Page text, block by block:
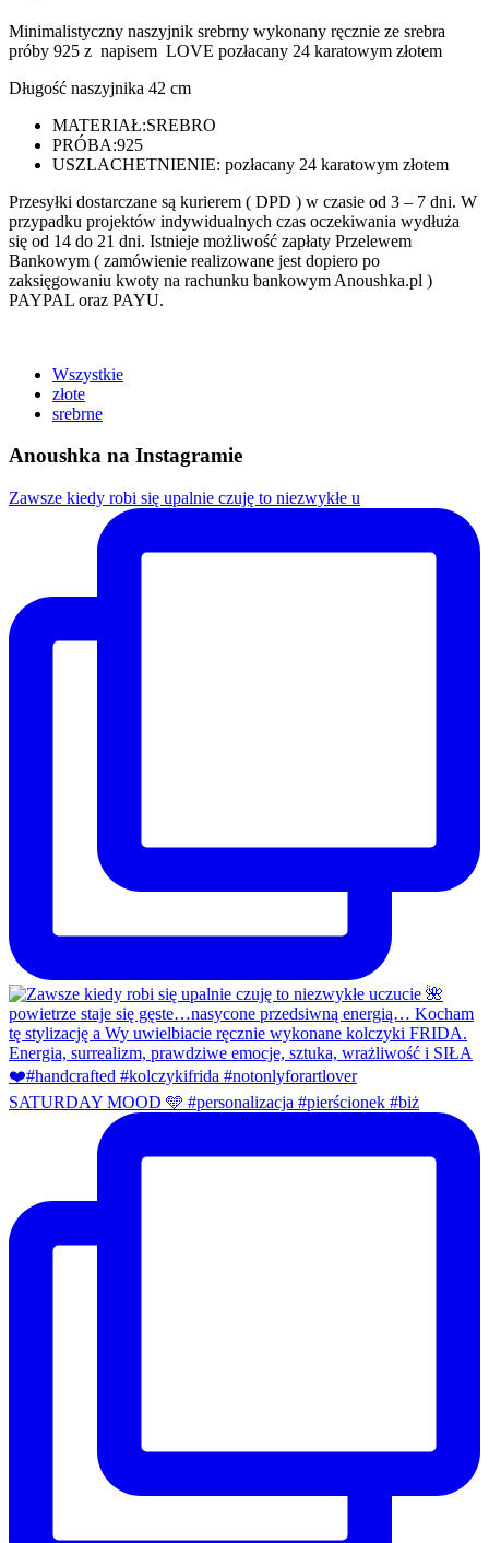
Minimalistyczny naszyjnik srebrny wykonany ręcznie ze srebra
próby 925 z napisem LOVE pozłacany 24 karatowym złotem
Długość naszyjnika 42 cm
MATERIAŁ:SREBRO
PRÓBA:925
USZLACHETNIENIE: pozłacany 24 karatowym złotem
Przesyłki dostarczane są kurierem ( DPD ) w czasie od 3 – 7 dni. W
przypadku projektów indywidualnych czas oczekiwania wydłuża
się od 14 do 21 dni. Istnieje możliwość zapłaty Przelewem
Bankowym ( zamówienie realizowane jest dopiero po
zaksięgowaniu kwoty na rachunku bankowym Anoushka.pl )
PAYPAL oraz PAYU.
Wszystkie
złote
srebrne
Anoushka na Instagramie
Zawsze kiedy robi się upalnie czuję to niezwykłe u
SATURDAY MOOD 🩵 #personalizacja #pierścionek #biż